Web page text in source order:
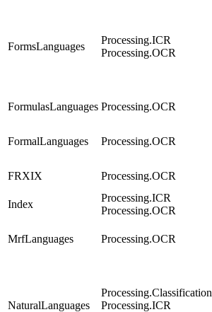
FormsLanguages
Processing.ICR
Processing.OCR
FormulasLanguages Processing.OCR
FormalLanguages Processing.OCR
FRXIX
Processing.OCR
Index
Processing.ICR
Processing.OCR
MrfLanguages Processing.OCR
NaturalLanguages
Processing.Classification
Processing.ICR